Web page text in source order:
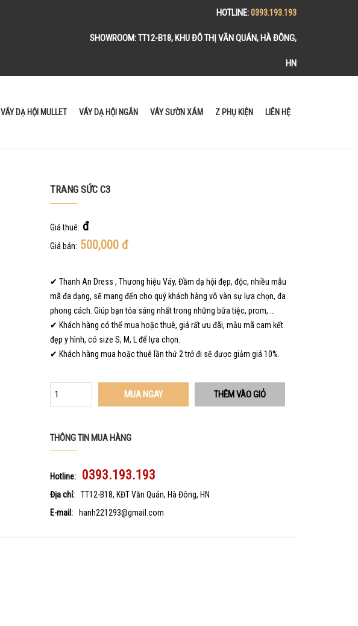
HOTLINE:0393.193.193
SHOWROOM:TT12-B18, KHU ĐÔ THỊ VĂN QUÁN, HÀ ĐÔNG,
HN
VÁY DẠ HỘI MULLET VÁY DẠ HỘI NGẮN VÁY SƯỜN XÁM Z PHỤ KIỆN LIÊN HỆ
TRANG SỨC C3
Giá thuê: đ
Giá bán: 500,000 đ
✔ Thanh An Dress , Thương hiệu Váy, Đầm dạ hội đẹp, độc, nhiều mẫu
mã đa dạng, sẽ mang đến cho quý khách hàng vô vàn sự lựa chọn, đa
phong cách. Giúp bạn tỏa sáng nhất trong những bữa tiệc, prom, …
✔ Khách hàng có thể mua hoặc thuê, giá rất ưu đãi, mẫu mã cam kết
đẹp y hình, có size S, M, L để lựa chọn.
✔ Khách hàng mua hoặc thuê lần thứ 2 trở đi sẽ được giảm giá 10%.
MUA NGAY
THÔNG TIN MUA HÀNG
Hotline: 0393.193.193
Địa chỉ:
TT12-B18, KĐT Văn Quán, Hà Đông, HN
E-mail:
hanh221293@gmail.com